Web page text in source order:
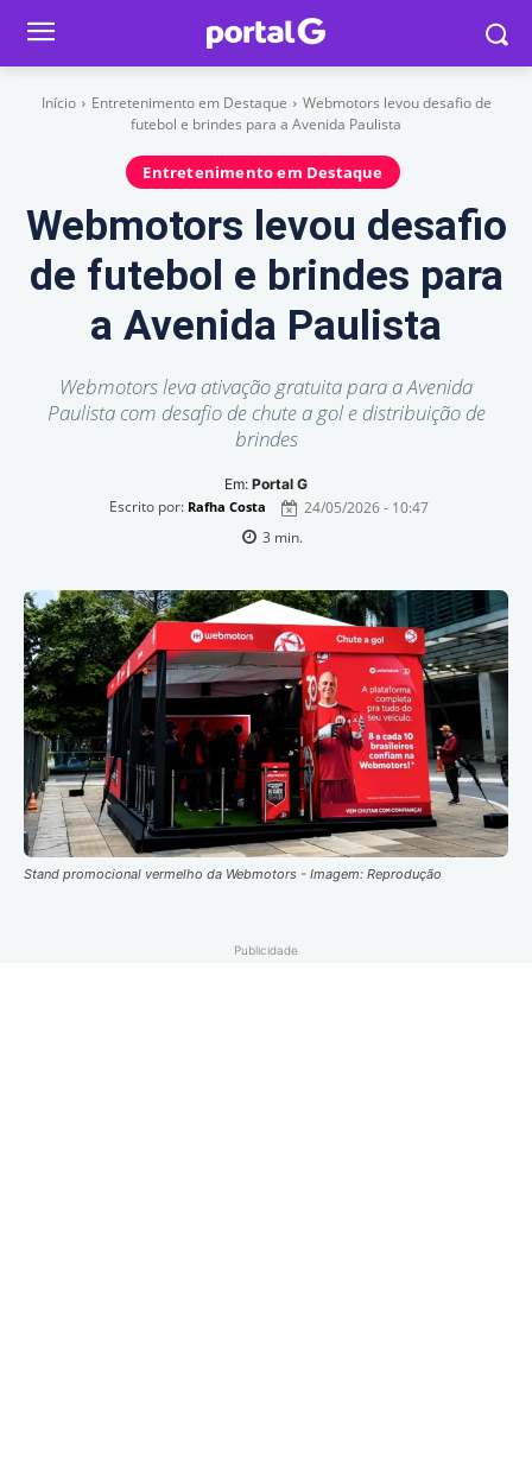
Início Entretenimento em Destaque
Webmotors levou desafio de
futebol e brindes para a Avenida Paulista
Entretenimento em Destaque
Webmotors levou desafio
de futebol e brindes para
a Avenida Paulista
Webmotors leva ativação gratuita para a Avenida
Paulista com desafio de chute a gol e distribuição de
brindes
Em: Portal G
Escrito por: Rafha Costa
24/05/2026 - 10:47
3 min.
Stand promocional vermelho da Webmotors - Imagem: Reprodução
Publicidade